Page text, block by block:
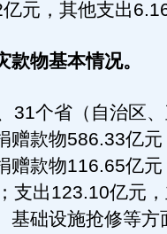
元，其他支出
物基本情况。
个省（自治区、
赠款物586.33亿
赠款物116.65亿
支出123.10亿元
基础设施抢修等方